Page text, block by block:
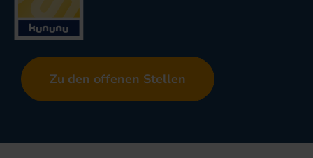
Zu den offenen Stellen